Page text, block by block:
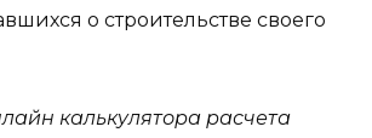
о строительстве своего
калькулятора расчета